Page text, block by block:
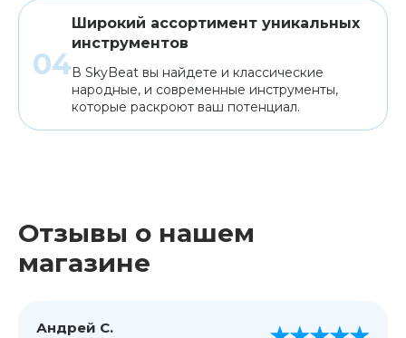
Широкий ассортимент уникальных
инструментов
В SkyBeat вы найдете и классические
народные, и современные инструменты,
которые раскроют ваш потенциал.
Отзывы о нашем
магазине
Андрей С.